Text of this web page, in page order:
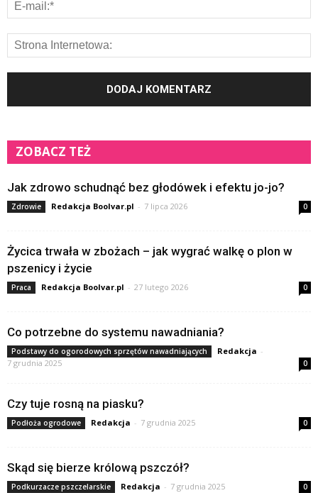
ZOBACZ TEŻ
Jak zdrowo schudnąć bez głodówek i efektu jo-jo?
Zdrowie Redakcja Boolvar.pl - 7 lipca 2026 0
Życica trwała w zbożach – jak wygrać walkę o plon w
pszenicy i życie
Praca Redakcja Boolvar.pl - 27 lutego 2026 0
Co potrzebne do systemu nawadniania?
Podstawy do ogorodowych sprzętów nawadniających Redakcja -
7 grudnia 2025
0
Czy tuje rosną na piasku?
Podłoża ogrodowe Redakcja - 7 grudnia 2025 0
Skąd się bierze królową pszczół?
Podkurzacze pszczelarskie Redakcja - 7 grudnia 2025 0